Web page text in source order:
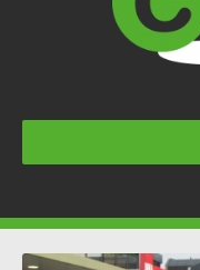
Nieuws